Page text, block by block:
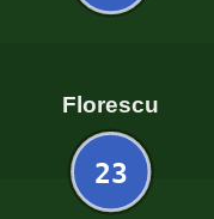
23
Florescu